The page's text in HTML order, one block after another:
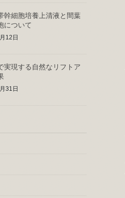
幹細胞培養上清液と間葉
について
12日
実現する自然なリフトア
31日